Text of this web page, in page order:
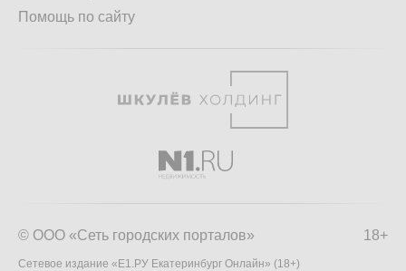
Помощь по сайту
18+
© ООО «Сеть городских порталов»
Сетевое издание «Е1.РУ Екатеринбург Онлайн» (18+)